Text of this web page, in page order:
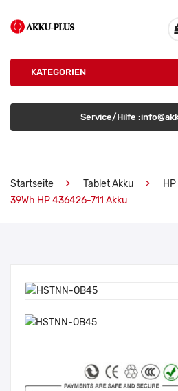
KATEGORIEN
Service/Hilfe
Startseite Tablet Akku
HP
39Wh HP 436426-711 Akku